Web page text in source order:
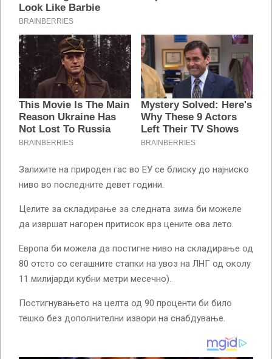
Залихите на природен гас во ЕУ се блиску до најниско
ниво во последните девет години.
Целите за складирање за следната зима би можеле
да извршат нагорен притисок врз цените ова лето.
Европа би можела да постигне ниво на складирање од
80 отсто со сегашните стапки на увоз на ЛНГ од околу
11 милијарди кубни метри месечно).
Постигнувањето на целта од 90 проценти би било
тешко без дополнителни извори на снабдување.